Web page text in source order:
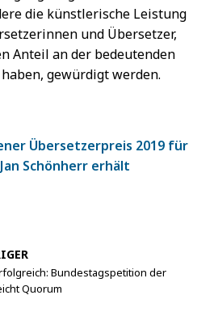
die künstlerische Leistung
und Übersetzer,
Anteil an der bedeutenden
gewürdigt werden.
Übersetzerpreis 2019 für
Schönherr erhält
Bundestagspetition der
Quorum